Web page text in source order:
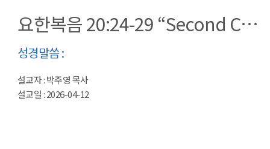
요한복음 20:24-29 “Second Chance”
성경말씀 :
설교자 : 박주영 목사
설교일 : 2026-04-12